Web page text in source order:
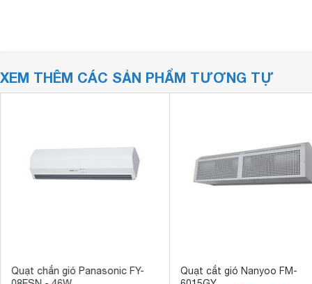
XEM THÊM CÁC SẢN PHẨM TƯƠNG TỰ
Quạt chắn gió Panasonic FY-
Quạt cắt gió Nanyoo FM-